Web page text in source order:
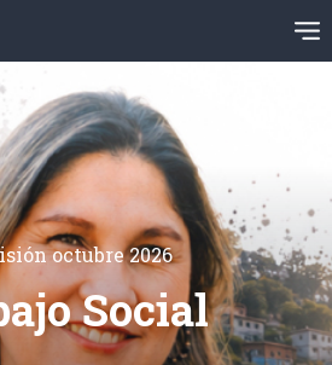
octubre 2026
Social